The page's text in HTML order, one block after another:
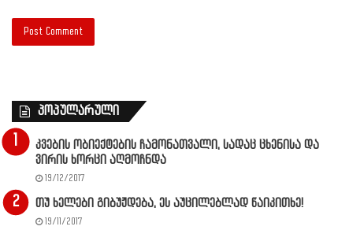
პოპულარული
კვების ობიექტების ჩამონათვალი, სადაც ცხენისა და
ვირის ხორცი აღმოჩნდა
19/12/2017
თუ ხელები გიბუჟდება, ეს აუცილებლად წაიკითხე!
19/11/2017